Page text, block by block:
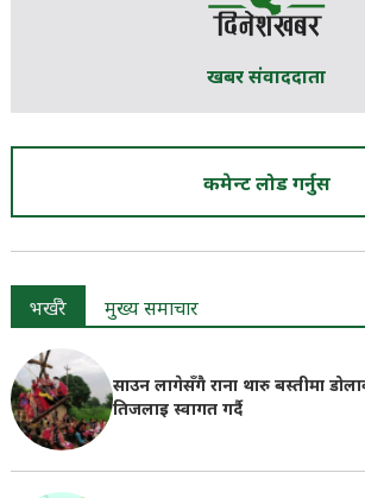
खबर संवाददाता
कमेन्ट लोड गर्नुस
भर्खरै मुख्य समाचार
साउन लागेसँगै राना थारु बस्तीमा
तिजलाइ स्वागत गर्दै